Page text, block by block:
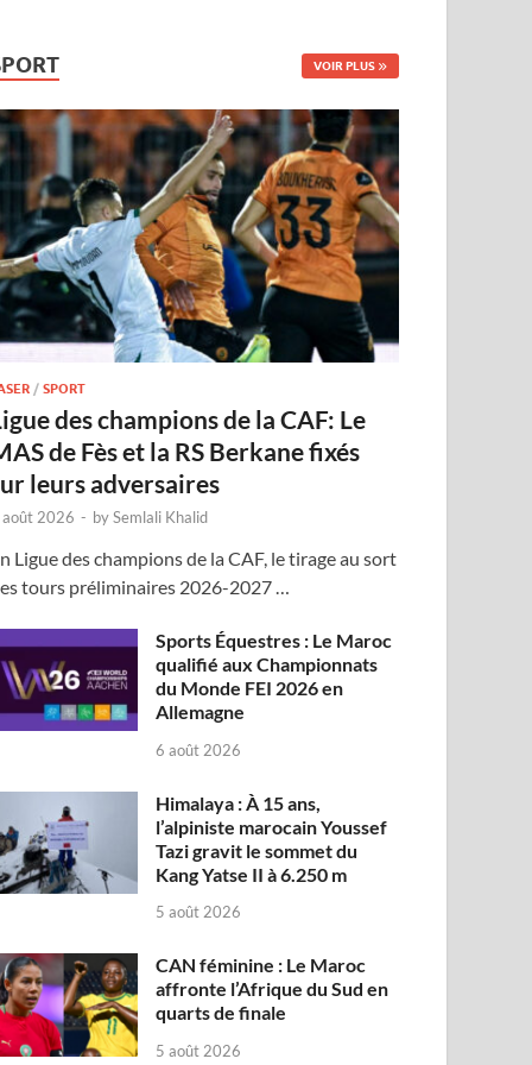
VOIR PLUS
/SPORT
des champions de la CAF: Le
de Fès et la RS Berkane fixés
leurs adversaires
2026 - bySemlali Khalid
Ligue des champions de la CAF, le tirage au sort
tours préliminaires 2026-2027 …
Sports Équestres : Le Maroc
qualifié aux Championnats
du Monde FEI 2026 en
Allemagne
6 août 2026
Himalaya : À 15 ans,
l’alpiniste marocain Youssef
Tazi gravit le sommet du
Kang Yatse II à 6.250 m
5 août 2026
CAN féminine : Le Maroc
affronte l’Afrique du Sud en
quarts de finale
5 août 2026